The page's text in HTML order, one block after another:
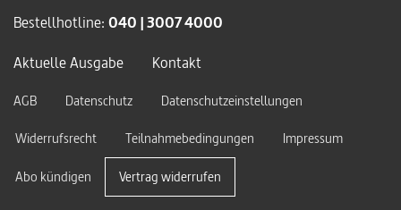
Bestellhotline: 040 | 3007 4000
Aktuelle Ausgabe
Kontakt
AGB Datenschutz
Datenschutzeinstellungen
Widerrufsrecht
Teilnahmebedingungen Impressum
Abo kündigen Vertrag widerrufen